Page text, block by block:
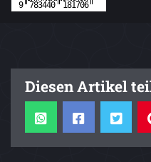
Diesen Artikel